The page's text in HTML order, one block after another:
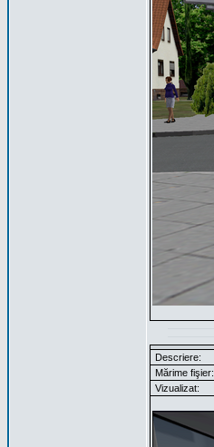
Descriere:
Mărime fişier:
Vizualizat: